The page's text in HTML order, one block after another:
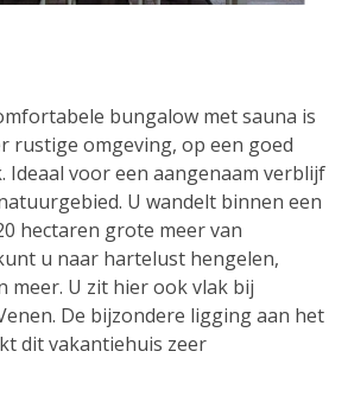
bungalow met sauna is
rustige omgeving, op een goed
Ideaal voor een aangenaam verblijf
U wandelt binnen een
hectaren grote meer van
u naar hartelust hengelen,
meer. U zit hier ook vlak bij
De bijzondere ligging aan het
dit vakantiehuis zeer